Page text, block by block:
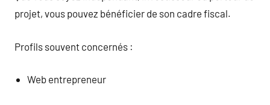
projet, vous pouvez bénéficier de son cadre fiscal.
Profils souvent concernés :
Web entrepreneur